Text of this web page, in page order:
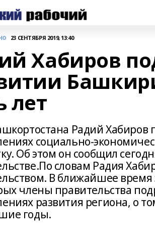
23 СЕНТЯБРЯ 2019, 13:40
Хабиров
лет
Радий Хабиров
социально-
Об этом он сообщил
словам Радия
В ближайшее
члены правительства
развития региона, о
годы.